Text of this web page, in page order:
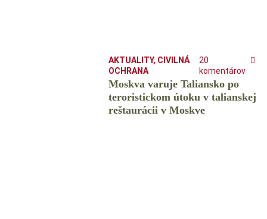
AKTUALITY, CIVILNÁ
OCHRANA
20
komentárov
Moskva varuje Taliansko po
teroristickom útoku v talianskej
reštaurácii v Moskve